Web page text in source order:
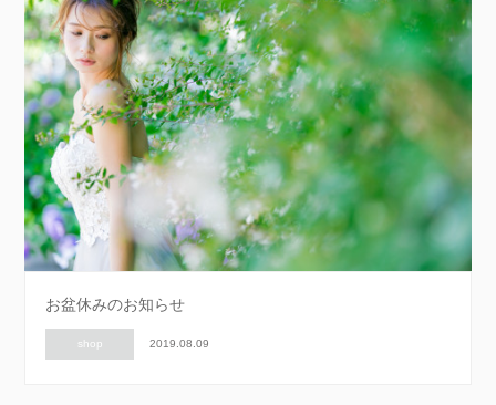
お盆休みのお知らせ
shop 2019.08.09